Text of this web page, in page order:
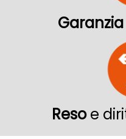
Garanzia
Resoe